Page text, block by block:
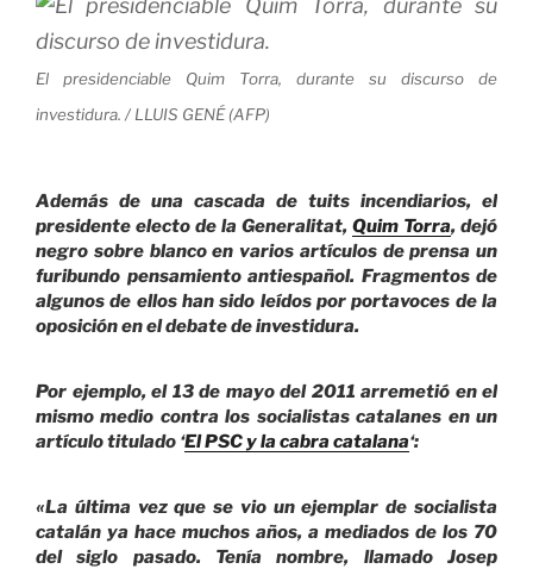
El presidenciable Quim Torra, durante su discurso de
investidura. / LLUIS GENÉ (AFP)
Además de una cascada de tuits incendiarios, el
presidente electo de la Generalitat, Quim Torra, dejó
negro sobre blanco en varios artículos de prensa un
furibundo pensamiento antiespañol. Fragmentos de
algunos de ellos han sido leídos por portavoces de la
oposición en el debate de investidura.
Por ejemplo, el 13 de mayo del 2011 arremetió en el
mismo medio contra los socialistas catalanes en un
artículo titulado ‘El PSC y la cabra catalana‘:
«La última vez que se vio un ejemplar de socialista
catalán ya hace muchos años, a mediados de los 70
del siglo pasado. Teníanombre, llamado Josep